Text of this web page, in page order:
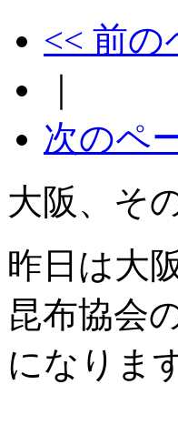
<< 前の
次のペ
大阪、そ
昨日は大
昆布協会
になりま